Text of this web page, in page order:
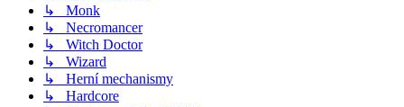
↳ Monk
↳ Necromancer
↳ Witch Doctor
↳ Wizard
↳ Herní mechanismy
↳ Hardcore